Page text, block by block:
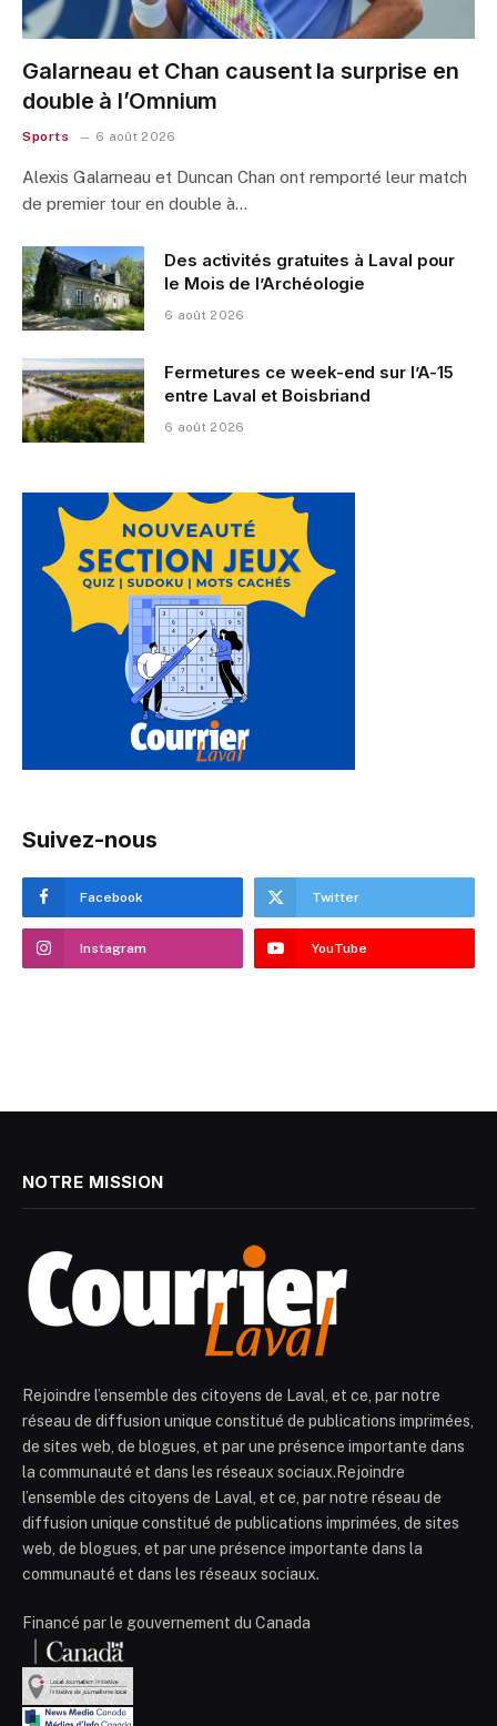
Galarneau et Chan causent la surprise en
double à l’Omnium
Sports 6 août 2026
Alexis Galarneau et Duncan Chan ont remporté leur match
de premier tour en double à…
Des activités gratuites à Laval pour
le Mois de l’Archéologie
6 août 2026
Fermetures ce week-end sur l’A-15
entre Laval et Boisbriand
6 août 2026
Suivez-nous
Facebook Twitter
Instagram YouTube
NOTRE MISSION
Rejoindre l’ensemble des citoyens de Laval, et ce, par notre
réseau de diffusion unique constitué de publications imprimées,
de sites web, de blogues, et par une présence importante dans
la communauté et dans les réseaux sociaux.Rejoindre
l’ensemble des citoyens de Laval, et ce, par notre réseau de
diffusion unique constitué de publications imprimées, de sites
web, de blogues, et par une présence importante dans la
communauté et dans les réseaux sociaux.
Financé par le gouvernement du Canada